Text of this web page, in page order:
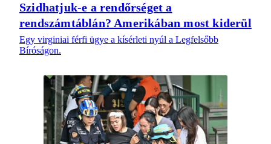
Szidhatjuk-e a rendőrséget a
rendszámtáblán? Amerikában most kiderül
Egy virginiai férfi ügye a kísérleti nyúl a Legfelsőbb
Bíróságon.